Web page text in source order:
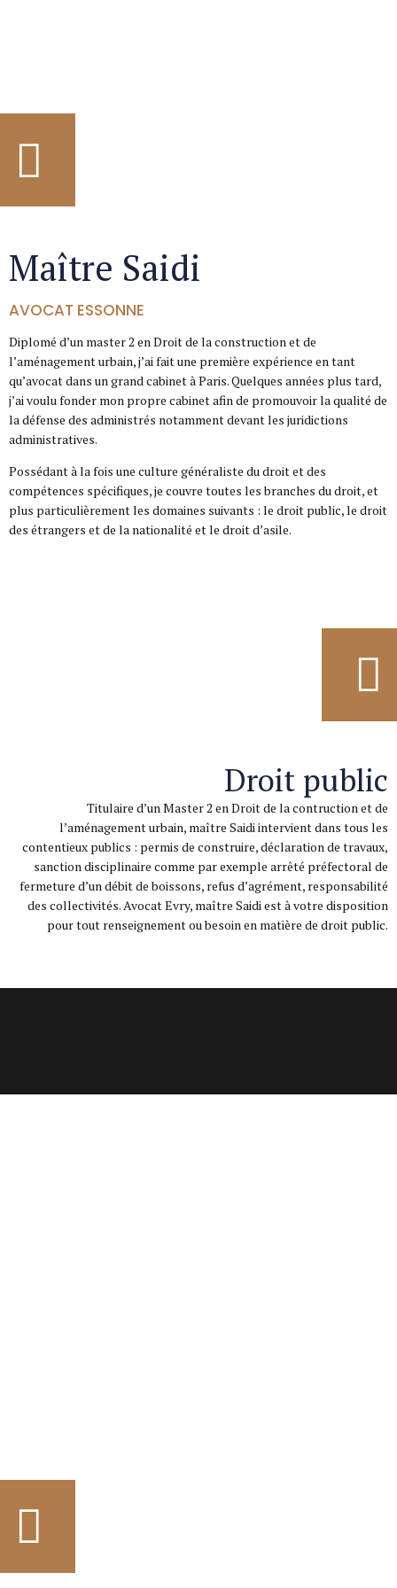
Maître Saidi
AVOCAT ESSONNE
Diplomé d’un master 2 en Droit de la construction et de
l’aménagement urbain, j’ai fait une première expérience en tant
qu’avocat dans un grand cabinet à Paris. Quelques années plus tard,
j’ai voulu fonder mon propre cabinet afin de promouvoir la qualité de
la défense des administrés notamment devant les juridictions
administratives.
Possédant à la fois une culture généraliste du droit et des
compétences spécifiques, je couvre toutes les branches du droit, et
plus particulièrement les domaines suivants : le droit public, le droit
des étrangers et de la nationalité et le droit d’asile.
Droit public
Titulaire d’un Master 2 en Droit de la contruction et de
l’aménagement urbain, maître Saidi intervient dans tous les
contentieux publics : permis de construire, déclaration de travaux,
sanction disciplinaire comme par exemple arrêté préfectoral de
fermeture d’un débit de boissons, refus d’agrément, responsabilité
des collectivités. Avocat Evry, maître Saidi est à votre disposition
pour tout renseignement ou besoin en matière de droit public.